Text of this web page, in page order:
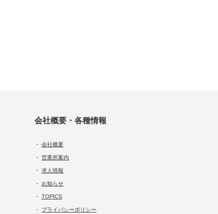
会社概要・各種情報
・ 会社概要
・ 営業所案内
・ 求人情報
・ お知らせ
・ TOPICS
・ プライバシーポリシー